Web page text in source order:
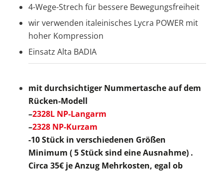
4-Wege-Strech für bessere Bewegungsfreiheit
wir verwenden italeinisches Lycra POWER mit
hoher Kompression
Einsatz Alta BADIA
mit durchsichtiger Nummertasche auf dem
Rücken-Modell
–2328L NP-Langarm
–2328 NP-Kurzam
-10 Stück in verschiedenen Größen
Minimum ( 5 Stück sind eine Ausnahme) .
Circa 35€ je Anzug Mehrkosten, egal ob